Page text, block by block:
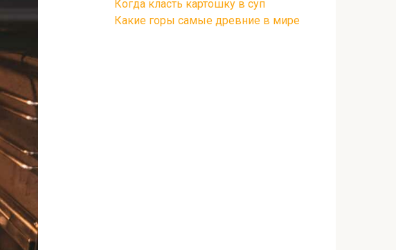
Когда класть картошку в суп
Какие горы самые древние в мире